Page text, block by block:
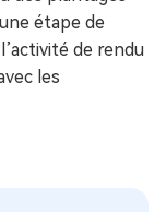
étape de
de rendu
les